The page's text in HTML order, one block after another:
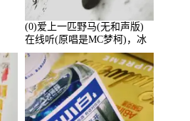
(0)爱上一匹野马(无和声版)
在线听(原唱是MC梦柯)，冰
鑫Asce演唱点播:178815次